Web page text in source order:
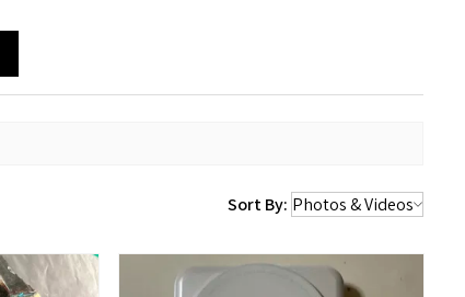
Sort By: